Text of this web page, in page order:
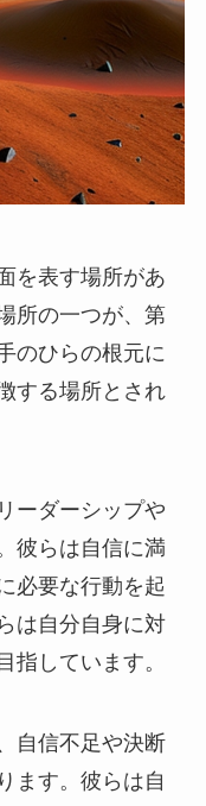
を表す場所があ
所の一つが、第
のひらの根元に
する場所とされ
ーダーシップや
彼らは自信に満
必要な行動を起
は自分自身に対
指しています。
自信不足や決断
ます。彼らは自